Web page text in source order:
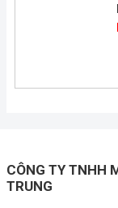
CÔNG TY TNHH
TRUNG